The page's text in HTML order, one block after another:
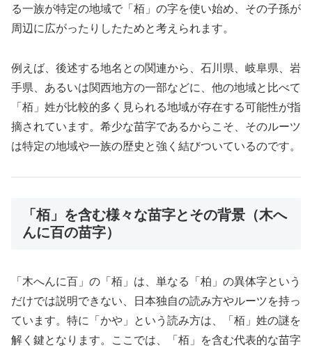
る一族が特定の地域で「栢」の字を使い始め、その子孫が
周辺に広がったりしたためと考えられます。
例えば、後述する地名との関連から、石川県、岐阜県、岩
手県、あるいは関西地方の一部などに、他の地域と比べて
「栢」姓が比較的多く見られる地域が存在する可能性が指
摘されています。希少な苗字であるからこそ、そのルーツ
は特定の地域や一族の歴史と強く結びついているのです。
「栢」を含む様々な苗字とその背景（木へ
んに百の苗字）
「木へんに百」の「栢」は、単なる「柏」の異体字という
だけでは説明できない、日本独自の読み方やルーツを持っ
ています。特に「かや」という読み方は、「栢」姓の謎を
解く鍵となります。ここでは、「栢」を含む代表的な苗字